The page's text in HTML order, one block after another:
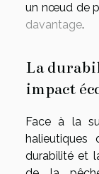
un nœud de
davantage.
La
impact
Face à la
halieutiques
durabilité et